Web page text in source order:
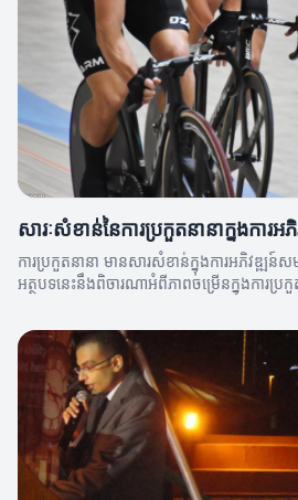
សារៈសំខាន់នៃការប្រកួតនានាក្នុងការអ
ការប្រកួតនានា មានសារសំខាន់ក្នុងការអភិវឌ្ឍ
អត្ថបទនេះនឹងពិចារណាអំពីភាពចម្រើនក្នុងការប្រកួ